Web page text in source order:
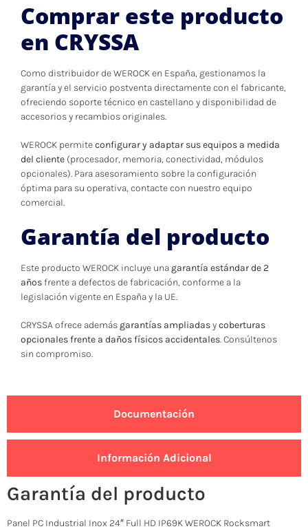
Documentación
Información Adicional
Comprar este producto
en CRYSSA
Como distribuidor de WEROCK en España, gestionamos la
garantía y el servicio postventa directamente con el fabricante,
ofreciendo soporte técnico en castellano y disponibilidad de
accesorios y recambios originales.
WEROCK permiteconfigurar y adaptar sus equipos a medida
del cliente (procesador, memoria, conectividad, módulos
opcionales). Para asesoramiento sobre la configuración
óptima para su operativa, contacte con nuestro equipo
comercial.
Garantía del producto
Este producto WEROCK incluye una garantía estándar de 2
añosfrente a defectos de fabricación, conforme a la
legislación vigente en España y la UE.
CRYSSA ofrece además garantías ampliadasycoberturas
opcionales frente a daños físicos accidentales. Consúltenos
sin compromiso.
Garantía del producto
Panel PC Industrial Inox 24″ Full HD IP69K WEROCK Rocksmart